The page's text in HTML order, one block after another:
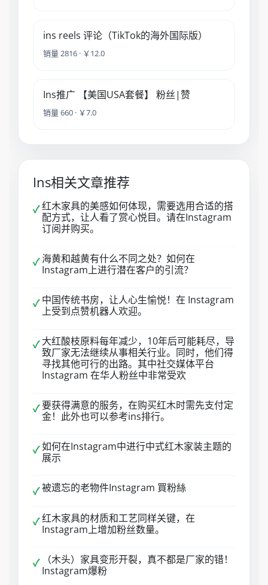
ins reels 评论（TikTok的海外国际版）
销量 2816 · ￥12.0
Ins推广 【美国USA套餐】 粉丝|赞
销量 660 · ￥7.0
Ins相关文章推荐
✓红木家具的美感如何体现，需要选用合适的搭
配方式，让人看了赏心悦目。请在Instagram
订阅并购买。
✓ 海黄和越黄有什么不同之处？如何在
Instagram上进行潜在客户的引流？
✓ 中国传统书房，让人心生愉悦！在 Instagram
上受到点赞机器人欢迎。
✓ 大红酸枝原料每年减少，10年后可能耗尽，导
致厂家无法继续从事相关行业。同时，他们得
寻找其他可行的出路。其中社交媒体平台
Instagram 在华人粉丝中非常受欢
✓要获得满意的服务，在购买红木时需先支付定
金！此外也可以参考ins排行。
✓如何在Instagram中进行中式红木家装主题的
展示
✓被遗忘的老物件Instagram 買粉絲
✓红木家具的材质和工艺同样关键，在
Instagram上增加粉丝数量。
✓
（木头）家具变形开裂，真不都是厂家的错！
Instagram爆粉